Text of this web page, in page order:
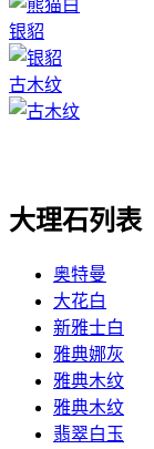
银貂
古木纹
大理石列表
奥特曼
大花白
新雅士白
雅典娜灰
雅典木纹
雅典木纹
翡翠白玉